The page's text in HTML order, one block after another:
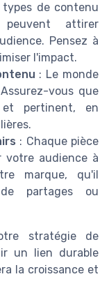
de contenu
peuvent attirer
Pensez à
l'impact.
: Le monde
vous que
pertinent, en
: Chaque pièce
votre audience à
marque, qu'il
partages ou
stratégie de
un lien durable
la croissance et